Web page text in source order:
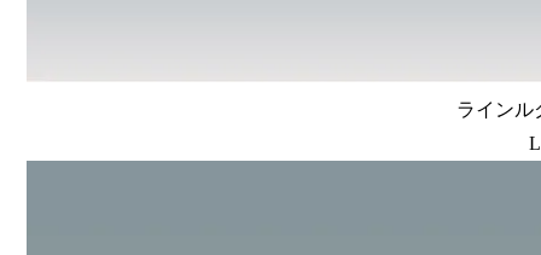
ラインル